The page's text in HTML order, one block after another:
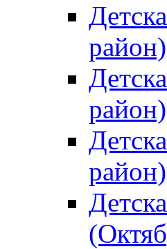
район)
район)
район)